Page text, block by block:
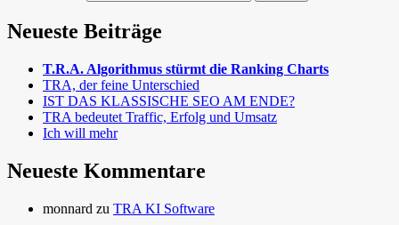
Neueste Beiträge
T.R.A. Algorithmus stürmt die Ranking Charts
TRA, der feine Unterschied
IST DAS KLASSISCHE SEO AM ENDE?
TRA bedeutet Traffic, Erfolg und Umsatz
Ich will mehr
Neueste Kommentare
monnard zu TRA KI Software